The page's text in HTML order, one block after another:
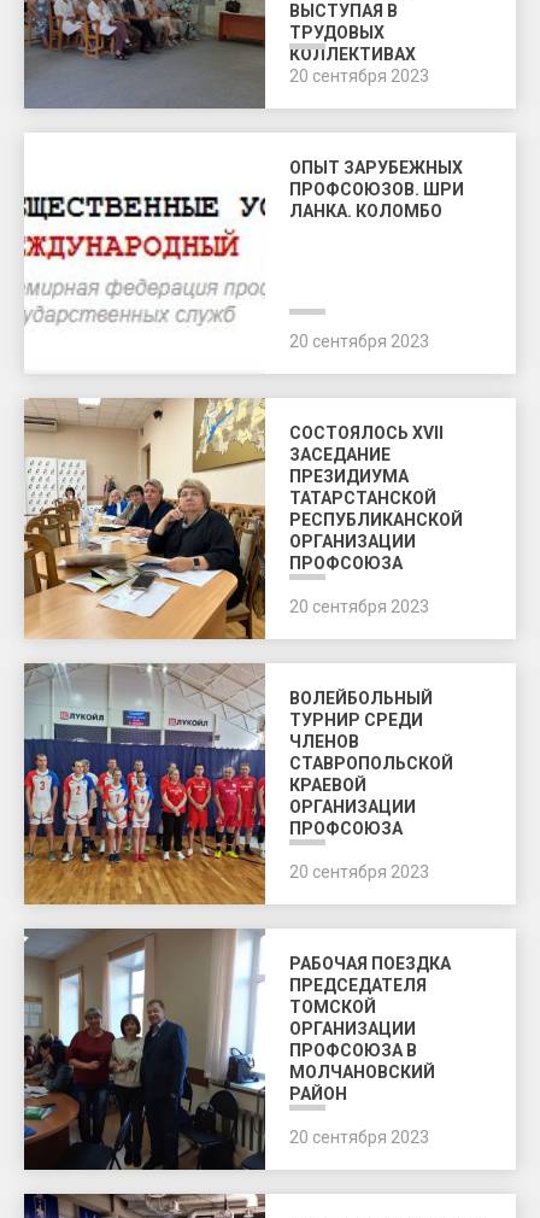
ВЫСТУПАЯ В
ТРУДОВЫХ
КОЛЛЕКТИВАХ
РЕГИОНА
20 сентября 2023
ОПЫТ ЗАРУБЕЖНЫХ
ПРОФСОЮЗОВ. ШРИ
ЛАНКА. КОЛОМБО
20 сентября 2023
СОСТОЯЛОСЬ ХVII
ЗАСЕДАНИЕ
ПРЕЗИДИУМА
ТАТАРСТАНСКОЙ
РЕСПУБЛИКАНСКОЙ
ОРГАНИЗАЦИИ
ПРОФСОЮЗА
20 сентября 2023
ВОЛЕЙБОЛЬНЫЙ
ТУРНИР СРЕДИ
ЧЛЕНОВ
СТАВРОПОЛЬСКОЙ
КРАЕВОЙ
ОРГАНИЗАЦИИ
ПРОФСОЮЗА
20 сентября 2023
РАБОЧАЯ ПОЕЗДКА
ПРЕДСЕДАТЕЛЯ
ТОМСКОЙ
ОРГАНИЗАЦИИ
ПРОФСОЮЗА В
МОЛЧАНОВСКИЙ
РАЙОН
20 сентября 2023